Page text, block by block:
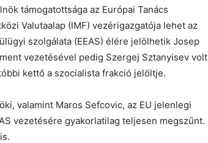
támogatottsága az Európai Tanács
Valutaalap (IMF) vezérigazgatója lehet az
szolgálata (EEAS) élére jelölhetik Josep
vezetésével pedig Szergej Sztanyisev volt
kettő a szocialista frakció jelöltje.
valamint Maros Sefcovic, az EU jelenlegi
vezetésére gyakorlatilag teljesen megszűnt.